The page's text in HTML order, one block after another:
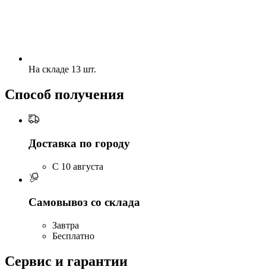
На складе 13 шт.
Способ получения
Доставка по городу
C 10 августа
Самовывоз со склада
Завтра
Бесплатно
Сервис и гарантии